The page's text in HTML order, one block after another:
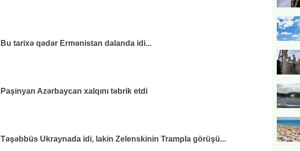
Bu tarixə qədər Ermənistan dalanda idi...
Paşinyan Azərbaycan xalqını təbrik etdi
Təşəbbüs Ukraynada idi, lakin Zelenskinin Trampla görüşü...